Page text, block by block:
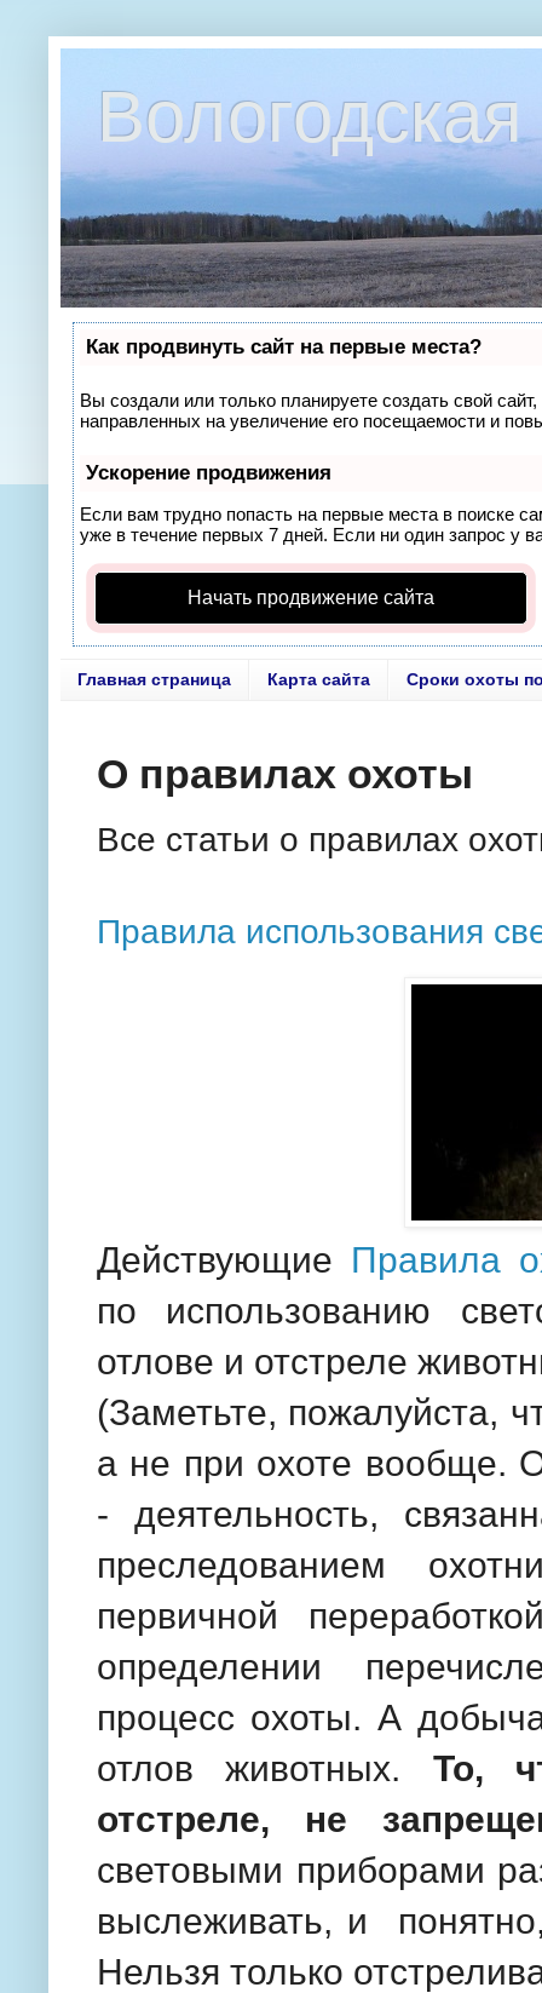
Вологодская
Как продвинуть сайт на первые места?
Вы создали или только планируете создать свой
направленных на увеличение его посещаемости и
Ускорение продвижения
Если вам трудно попасть на первые места в поиске
уже в течение первых 7 дней. Если ни один запрос у
Начать продвижение сайта
Главная страница Карта сайта Сроки охоты
О правилах охоты
Все статьи о правилах
Правила использования
Действующие Правила
по использованию
отлове и отстреле
(Заметьте, пожалуйста,
а не при охоте вообще.
- деятельность,
преследованием
первичной
определении
процесс охоты. А
отлов животных. То,
отстреле, не
световыми приборами
выслеживать, и
Нельзя только